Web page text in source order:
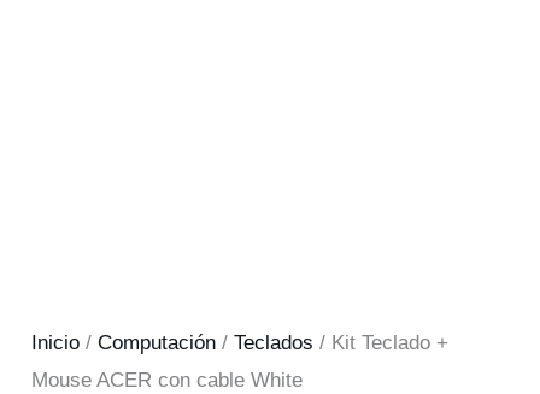
Inicio /Computación /Teclados / Kit Teclado +
Mouse ACER con cable White